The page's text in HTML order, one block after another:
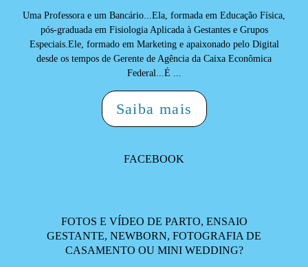
Uma Professora e um Bancário...Ela, formada em Educação Física,
pós-graduada em Fisiologia Aplicada à Gestantes e Grupos
Especiais.Ele, formado em Marketing e apaixonado pelo Digital
desde os tempos de Gerente de Agência da Caixa Econômica
Federal...É ...
Saiba mais
FACEBOOK
FOTOS E VÍDEO DE PARTO, ENSAIO
GESTANTE, NEWBORN, FOTOGRAFIA DE
CASAMENTO OU MINI WEDDING?